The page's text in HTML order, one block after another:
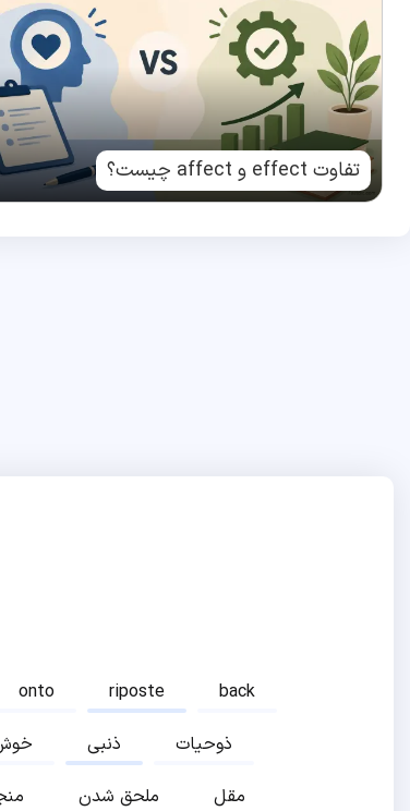
تفاوت effect و affect چیست؟
onto riposte
back
ذنبی
ذوحیات
ملحق شدن مقل